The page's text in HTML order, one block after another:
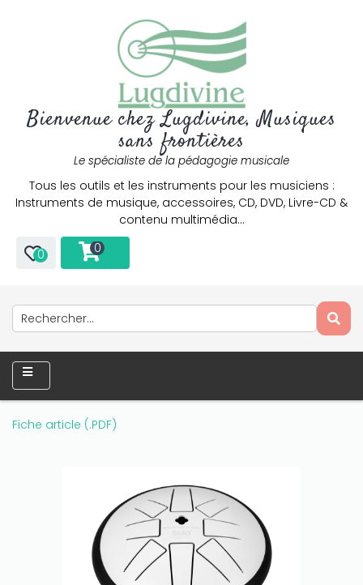
Bienvenue chez Lugdivine, Musiques
sans frontières
Le spécialiste de la pédagogie musicale
Tous les outils et les instruments pour les musiciens :
Instruments de musique, accessoires, CD, DVD, Livre-CD &
contenu multimédia…
0 0
Fiche article (.PDF)